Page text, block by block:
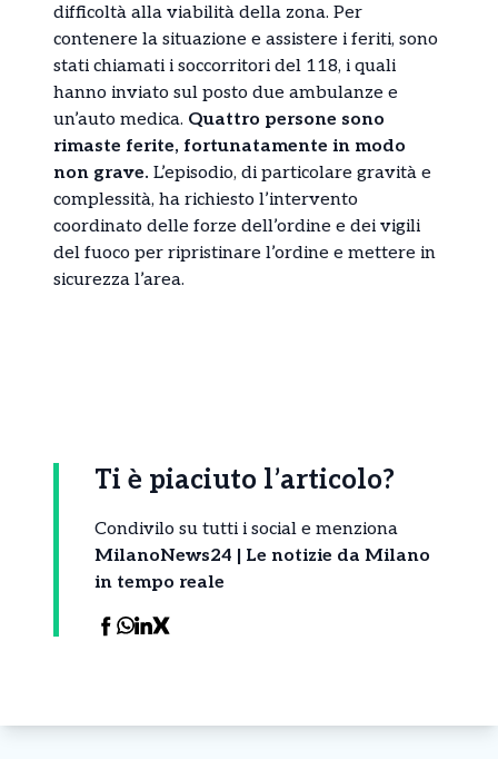
difficoltà alla viabilità della zona. Per
contenere la situazione e assistere i feriti, sono
stati chiamati i soccorritori del 118, i quali
hanno inviato sul posto due ambulanze e
un’auto medica. Quattro persone sono
rimaste ferite, fortunatamente in modo
non grave. L’episodio, di particolare gravità e
complessità, ha richiesto l’intervento
coordinato delle forze dell’ordine e dei vigili
del fuoco per ripristinare l’ordine e mettere in
sicurezza l’area.
Ti è piaciuto l’articolo?
Condivilo su tutti i social e menziona
MilanoNews24 | Le notizie da Milano
in tempo reale